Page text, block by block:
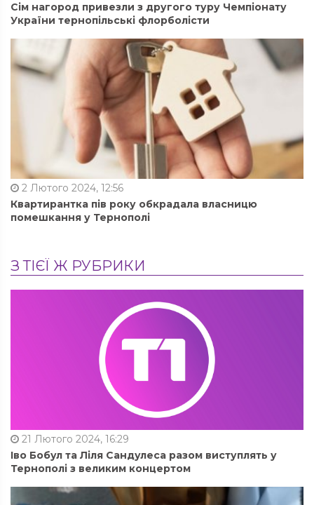
Сім нагород привезли з другого туру Чемпіонату
України тернопільські флорболісти
2 Лютого 2024, 12:56
Квартирантка пів року обкрадала власницю
помешкання у Тернополі
З ТІЄЇ Ж РУБРИКИ
21 Лютого 2024, 16:29
Іво Бобул та Ліля Сандулеса разом виступлять у
Тернополі з великим концертом